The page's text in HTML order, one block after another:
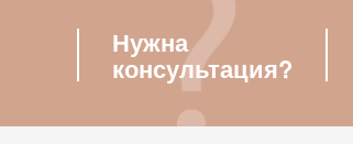
Нужна
консультация?